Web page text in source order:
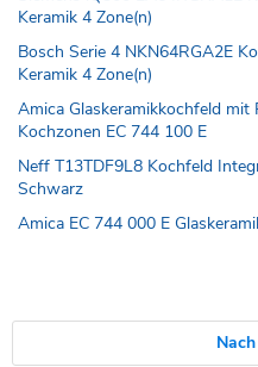
Keramik 4 Zone(n)
Bosch Serie 4 NKN64RGA2E
Keramik 4 Zone(n)
Amica Glaskeramikkochfeld
Kochzonen EC 744 100 E
Neff T13TDF9L8 Kochfeld
Schwarz
Amica EC 744 000 E